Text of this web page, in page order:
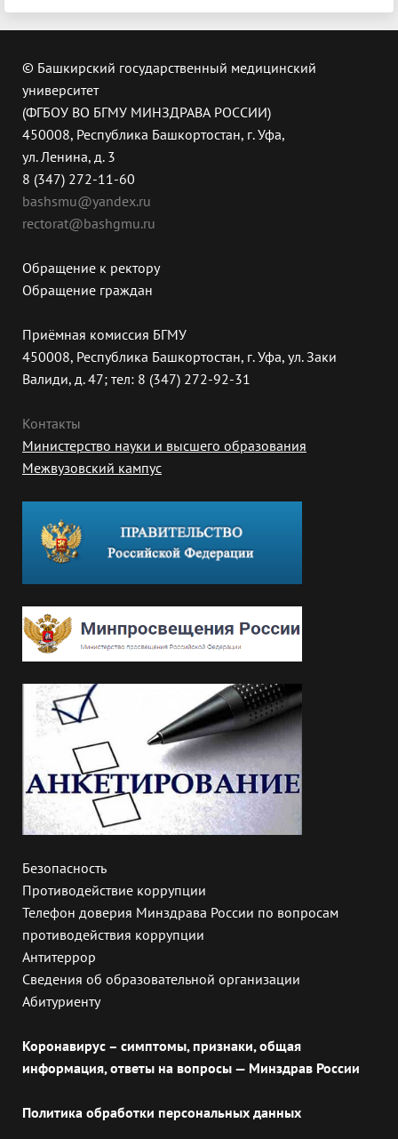
© Башкирский государственный медицинский
университет
(ФГБОУ ВО БГМУ МИНЗДРАВА РОССИИ)
450008, Республика Башкортостан, г. Уфа,
ул. Ленина, д. 3
8 (347) 272-11-60
bashsmu@yandex.ru
rectorat@bashgmu.ru
Обращение к ректору
Обращение граждан
Приёмная комиссия БГМУ
450008, Республика Башкортостан, г. Уфа, ул. Заки
Валиди, д. 47; тел: 8 (347) 272-92-31
Контакты
Министерство науки и высшего образования
Межвузовский кампус
Безопасность
Противодействие коррупции
Телефон доверия Минздрава России по вопросам
противодействия коррупции
Антитеррор
Сведения об образовательной организации
Абитуриенту
Коронавирус – симптомы, признаки, общая
информация, ответы на вопросы — Минздрав России
Политика обработки персональных данных